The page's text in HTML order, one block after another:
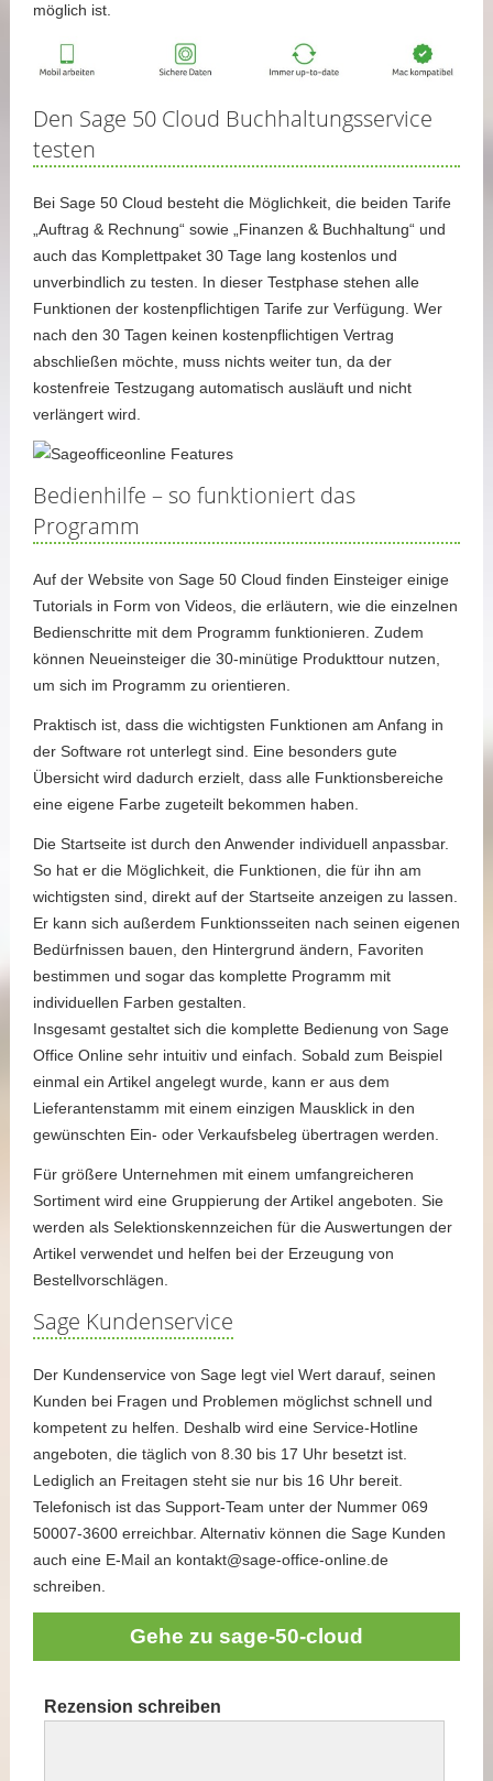
möglich ist.
Den Sage 50 Cloud Buchhaltungsservice
testen
Bei Sage 50 Cloud besteht die Möglichkeit, die beiden Tarife
„Auftrag & Rechnung“ sowie „Finanzen & Buchhaltung“ und
auch das Komplettpaket 30 Tage lang kostenlos und
unverbindlich zu testen. In dieser Testphase stehen alle
Funktionen der kostenpflichtigen Tarife zur Verfügung. Wer
nach den 30 Tagen keinen kostenpflichtigen Vertrag
abschließen möchte, muss nichts weiter tun, da der
kostenfreie Testzugang automatisch ausläuft und nicht
verlängert wird.
Bedienhilfe – so funktioniert das
Programm
Auf der Website von Sage 50 Cloud finden Einsteiger einige
Tutorials in Form von Videos, die erläutern, wie die einzelnen
Bedienschritte mit dem Programm funktionieren. Zudem
können Neueinsteiger die 30-minütige Produkttour nutzen,
um sich im Programm zu orientieren.
Praktisch ist, dass die wichtigsten Funktionen am Anfang in
der Software rot unterlegt sind. Eine besonders gute
Übersicht wird dadurch erzielt, dass alle Funktionsbereiche
eine eigene Farbe zugeteilt bekommen haben.
Die Startseite ist durch den Anwender individuell anpassbar.
So hat er die Möglichkeit, die Funktionen, die für ihn am
wichtigsten sind, direkt auf der Startseite anzeigen zu lassen.
Er kann sich außerdem Funktionsseiten nach seinen eigenen
Bedürfnissen bauen, den Hintergrund ändern, Favoriten
bestimmen und sogar das komplette Programm mit
individuellen Farben gestalten.
Insgesamt gestaltet sich die komplette Bedienung von Sage
Office Online sehr intuitiv und einfach. Sobald zum Beispiel
einmal ein Artikel angelegt wurde, kann er aus dem
Lieferantenstamm mit einem einzigen Mausklick in den
gewünschten Ein- oder Verkaufsbeleg übertragen werden.
Für größere Unternehmen mit einem umfangreicheren
Sortiment wird eine Gruppierung der Artikel angeboten. Sie
werden als Selektionskennzeichen für die Auswertungen der
Artikel verwendet und helfen bei der Erzeugung von
Bestellvorschlägen.
Sage Kundenservice
Der Kundenservice von Sage legt viel Wert darauf, seinen
Kunden bei Fragen und Problemen möglichst schnell und
kompetent zu helfen. Deshalb wird eine Service-Hotline
angeboten, die täglich von 8.30 bis 17 Uhr besetzt ist.
Lediglich an Freitagen steht sie nur bis 16 Uhr bereit.
Telefonisch ist das Support-Team unter der Nummer 069
50007-3600 erreichbar. Alternativ können die Sage Kunden
auch eine E-Mail an kontakt@sage-office-online.de
schreiben.
Gehe zu sage-50-cloud
Rezension schreiben